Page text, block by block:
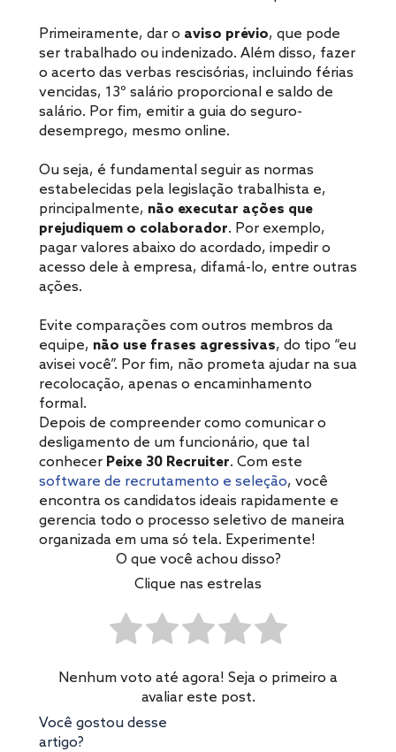
Primeiramente, dar o aviso prévio, que pode
ser trabalhado ou indenizado. Além disso, fazer
o acerto das verbas rescisórias, incluindo férias
vencidas, 13º salário proporcional e saldo de
salário. Por fim, emitir a guia do seguro-
desemprego, mesmo online.
Ou seja, é fundamental seguir as normas
estabelecidas pela legislação trabalhista e,
principalmente, não executar ações que
prejudiquem o colaborador. Por exemplo,
pagar valores abaixo do acordado, impedir o
acesso dele à empresa, difamá-lo, entre outras
ações.
Evite comparações com outros membros da
equipe, não use frases agressivas, do tipo “eu
avisei você”. Por fim, não prometa ajudar na sua
recolocação, apenas o encaminhamento
formal.
Depois de compreender como comunicar o
desligamento de um funcionário, que tal
conhecer Peixe 30 Recruiter. Com este
software de recrutamento e seleção, você
encontra os candidatos ideais rapidamente e
gerencia todo o processo seletivo de maneira
organizada em uma só tela. Experimente!
O que você achou disso?
Clique nas estrelas
Nenhum voto até agora! Seja o primeiro a
avaliar este post.
Você gostou desse
artigo?